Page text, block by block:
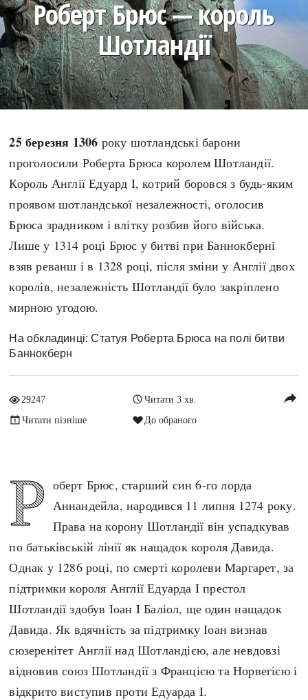
СЬОГОДНІ
ПРАВИЛА ЖИТТЯ
ВИ (НЕ) ЗНАЛИ
ПОДКАСТИ
КАРТИ
НОТА БЕНЕ
ФОТОІСТОРІЇ
ІНФОГРАФІКА
ПРЯМА МОВА
МОЯ ІСТОРІЯ
Рубрики
Авіація і космонавтика
Битви і війни
Культура і мистецтво
Людина і суспільство
Подорожі і відкриття
Політика
Розваги і дозвілля
Спорт
Чудеса світу
Україна
Українська революція
Регіони
Австралія
Азія
Америка
Темні віки
Високе Середньовіччя
Пізнє Середньовіччя
Нова історія
Новітня історія
Наш час
Індекси
Нові статті
Популярні статті
Всі статті
Роберт Брюс — король
Шотландії
25 березня 1306 року шотландські барони
проголосили Роберта Брюса королем Шотландії.
Король Англії Едуард I, котрий боровся з будь-яким
проявом шотландської незалежності, оголосив
Брюса зрадником і влітку розбив його війська.
Лише у 1314 році Брюс у битві при Баннокберні
взяв реванш і в 1328 році, після зміни у Англії двох
королів, незалежність Шотландії було закріплено
мирною угодою.
На обкладинці: Статуя Роберта Брюса на полі битви
Баннокберн
29247
Читати 3 хв.
Читати пізніше
До обраного
reply
Р оберт Брюс, старший син 6-го лорда
Аннандейла, народився 11 липня 1274 року.
Права на корону Шотландії він успадкував
по батьківській лінії як нащадок короля Давида.
Однак у 1286 році, по смерті королеви Маргарет, за
підтримки короля Англії Едуарда I престол
Шотландії здобув Іоан I Баліол, ще один нащадок
Давида. Як вдячність за підтримку Іоан визнав
сюзеренітет Англії над Шотландією, але невдовзі
відновив союз Шотландії з Францією та Норвегією і
відкрито виступив проти Едуарда I.